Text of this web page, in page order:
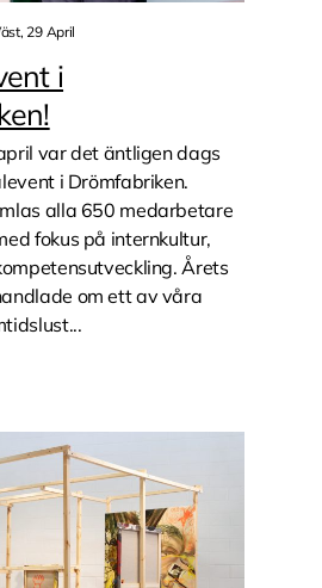
29 April
i
var det äntligen dags
i Drömfabriken.
alla 650 medarbetare
fokus på internkultur,
Årets
om ett av våra